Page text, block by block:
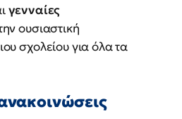
γενναίες
ουσιαστική
σχολείου για όλα τα